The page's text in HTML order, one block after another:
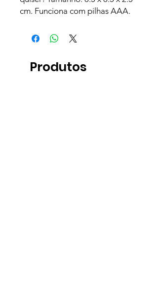
cm. Funciona com pilhas AAA.
Produtos